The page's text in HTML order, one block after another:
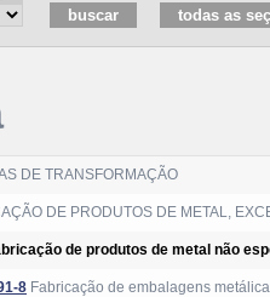
DE TRANSFORMAÇÃO
DE PRODUTOS DE METAL,
de produtos de metal não
8 Fabricação de embalagens